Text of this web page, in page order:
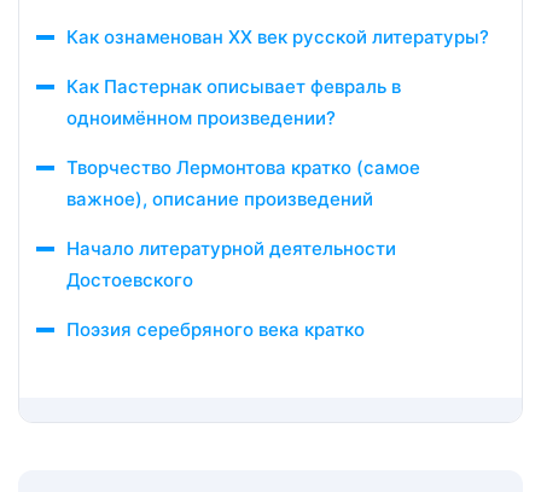
Как ознаменован ХХ век русской литературы?
Как Пастернак описывает февраль в
одноимённом произведении?
Творчество Лермонтова кратко (самое
важное), описание произведений
Начало литературной деятельности
Достоевского
Поэзия серебряного века кратко